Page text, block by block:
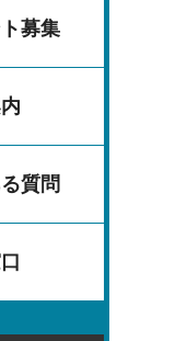
募集
質問